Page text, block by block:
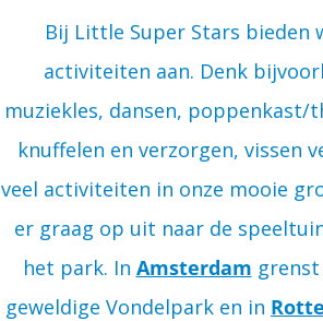
Bij Little Super Stars bieden
activiteiten aan. Denk
muziekles, dansen,
knuffelen en verzorgen, vissen
veel activiteiten in onze mooie
er graag op uit naar de
het park. In Amsterdam
geweldige Vondelpark en in